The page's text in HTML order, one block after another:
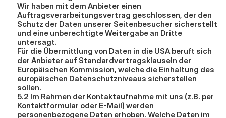
Wir haben mit dem Anbieter einen
Auftragsverarbeitungsvertrag geschlossen, der den
Schutz der Daten unserer Seitenbesucher sicherstellt
und eine unberechtigte Weitergabe an Dritte
untersagt.
Für die Übermittlung von Daten in die USA beruft sich
der Anbieter auf Standardvertragsklauseln der
Europäischen Kommission, welche die Einhaltung des
europäischen Datenschutzniveaus sicherstellen
sollen.
5.2 Im Rahmen der Kontaktaufnahme mit uns (z.B. per
Kontaktformular oder E-Mail) werden
personenbezogene Daten erhoben. Welche Daten im